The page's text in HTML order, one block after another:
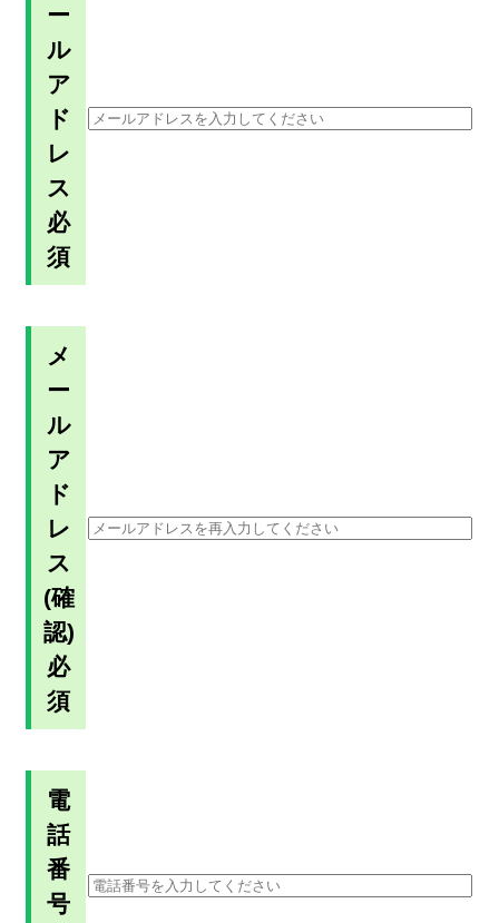
ー
ル
ア
ド
レ
ス
必
須
メ
ー
ル
ア
ド
レ
ス
(確
認)
必
須
電
話
番
号